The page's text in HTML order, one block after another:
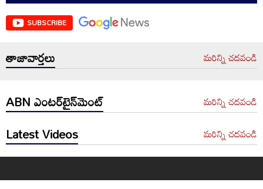
SUBSCRIBE
తాజావార్తలు మరిన్ని చదవండి
ABN ఎంటర్‌టైన్‌మెంట్ మరిన్ని చదవండి
Latest Videos మరిన్ని చదవండి